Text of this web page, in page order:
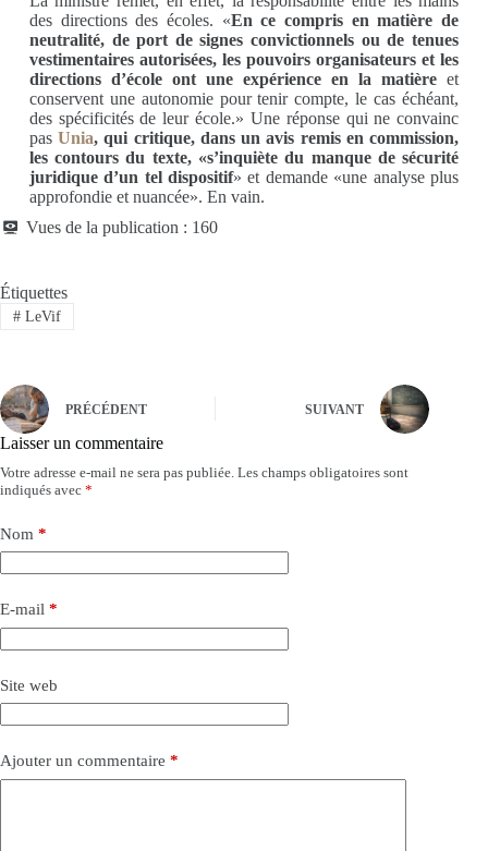
des directions des écoles. «En ce compris en matière de
neutralité, de port de signes convictionnels ou de tenues
vestimentaires autorisées, les pouvoirs organisateurs et les
directions d’école ont une expérience en la matière et
conservent une autonomie pour tenir compte, le cas échéant,
des spécificités de leur école.» Une réponse qui ne convainc
pas Unia, qui critique, dans un avis remis en commission,
les contours du texte, «s’inquiète du manque de sécurité
juridique d’un tel dispositif» et demande «une analyse plus
approfondie et nuancée». En vain.
Vues de la publication : 160
Étiquettes
#LeVif
PRÉCÉDENT SUIVANT
Laisser un commentaire
Votre adresse e-mail ne sera pas publiée. Les champs obligatoires sont
indiqués avec *
Nom *
E-mail *
Site web
Ajouter un commentaire *